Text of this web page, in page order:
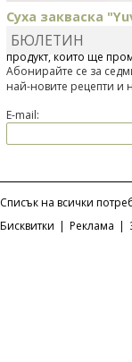
Суха закваска
Отскоро Лесафр
продукт, който ще
БЮЛЕТИН
Абонирайте се за
най-новите рецепти и
E-mail:
Списък на всички
Бисквитки | Реклама |